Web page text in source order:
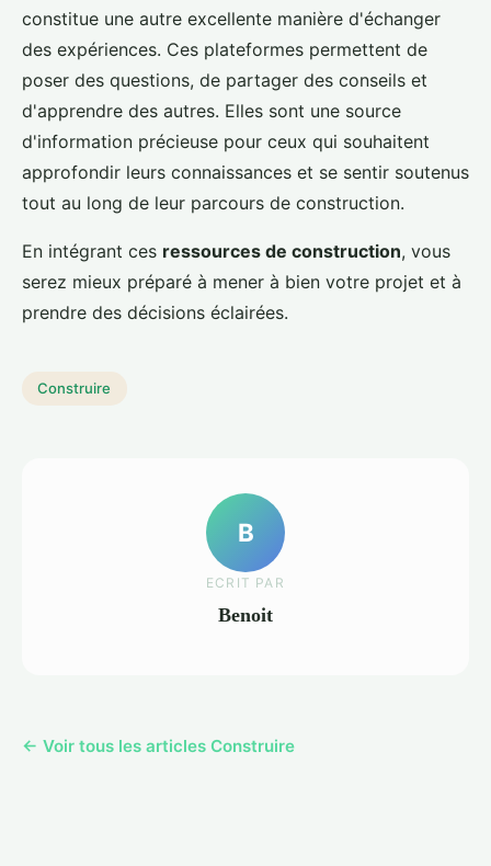
constitue une autre excellente manière d'échanger
des expériences. Ces plateformes permettent de
poser des questions, de partager des conseils et
d'apprendre des autres. Elles sont une source
d'information précieuse pour ceux qui souhaitent
approfondir leurs connaissances et se sentir soutenus
tout au long de leur parcours de construction.
En intégrant ces ressources de construction, vous
serez mieux préparé à mener à bien votre projet et à
prendre des décisions éclairées.
Construire
B
ECRIT PAR
Benoit
← Voir tous les articles Construire